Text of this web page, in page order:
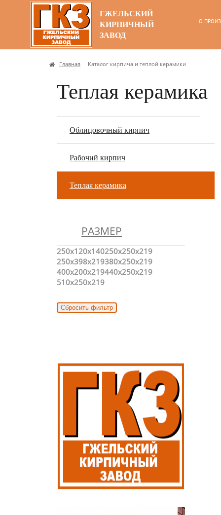
ГЖЕЛЬСКИЙ
КИРПИЧНЫЙ
ЗАВОД
О
Главная Каталог кирпича и теплой керамики
Теплая керамика
Облицовочный кирпич
Рабочий кирпич
Теплая керамика
РАЗМЕР
250x120x140250x250x219
250x398x219380x250x219
400x200x219440x250x219
510x250x219